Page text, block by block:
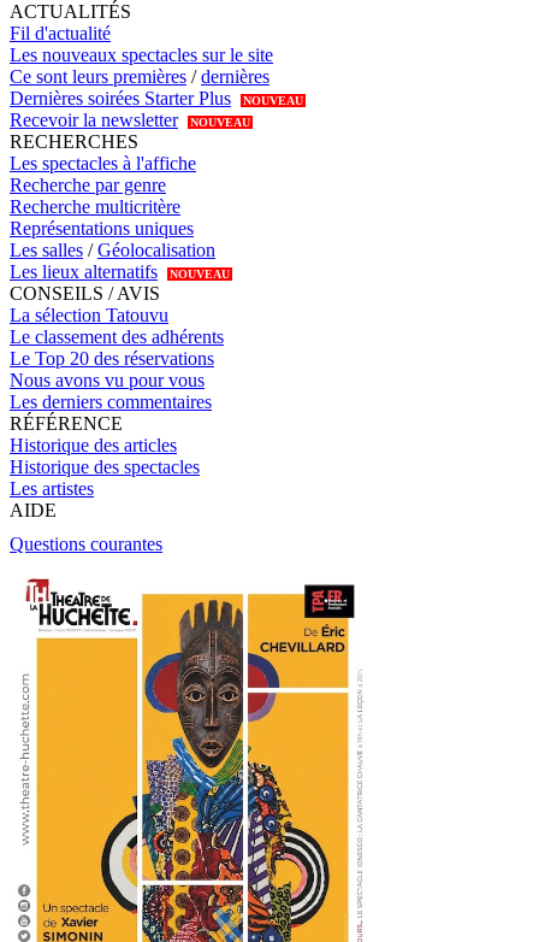
ACTUALITÉS
Fil d'actualité
Les nouveaux spectacles sur le site
Ce sont leurs premières /dernières
Dernières soirées Starter Plus
NOUVEAU
Recevoir la newsletter NOUVEAU
RECHERCHES
Les spectacles à l'affiche
Recherche par genre
Recherche multicritère
Représentations uniques
Les salles /Géolocalisation
Les lieux alternatifs
NOUVEAU
CONSEILS / AVIS
La sélection Tatouvu
Le classement des adhérents
Le Top 20 des réservations
Nous avons vu pour vous
Les derniers commentaires
RÉFÉRENCE
Historique des articles
Historique des spectacles
Les artistes
AIDE
Questions courantes